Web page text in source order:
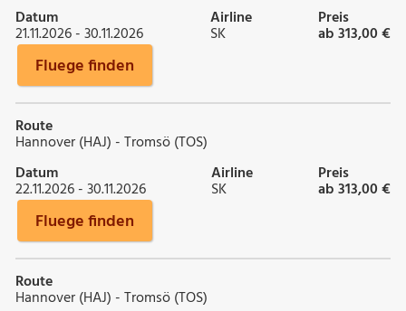
Datum
21.11.2026 - 30.11.2026
Airline
SK
Preis
ab 313,00 €
Fluege finden
Route
Hannover (HAJ) - Tromsö (TOS)
Datum
22.11.2026 - 30.11.2026
Airline
SK
Preis
ab 313,00 €
Fluege finden
Route
Hannover (HAJ) - Tromsö (TOS)